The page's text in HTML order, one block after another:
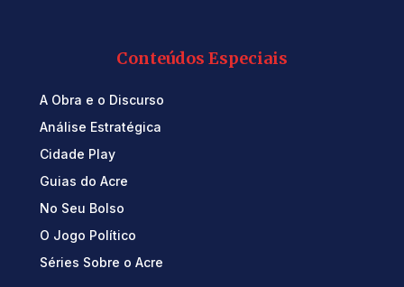
Conteúdos Especiais
A Obra e o Discurso
Análise Estratégica
Cidade Play
Guias do Acre
No Seu Bolso
O Jogo Político
Séries Sobre o Acre